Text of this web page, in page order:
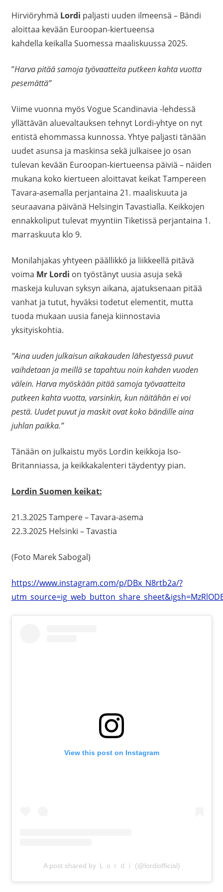
Hirviöryhmä Lordi paljasti uuden ilmeensä – Bändi
aloittaa kevään Euroopan-kiertueensa
kahdella keikalla Suomessa maaliskuussa 2025.
”Harva pitää samoja työvaatteita putkeen kahta vuotta
pesemättä”
Viime vuonna myös Vogue Scandinavia -lehdessä
yllättävän aluevaltauksen tehnyt Lordi-yhtye on nyt
entistä ehommassa kunnossa. Yhtye paljasti tänään
uudet asunsa ja maskinsa sekä julkaisee jo osan
tulevan kevään Euroopan-kiertueensa päiviä – näiden
mukana koko kiertueen aloittavat keikat Tampereen
Tavara-asemalla perjantaina 21. maaliskuuta ja
seuraavana päivänä Helsingin Tavastialla. Keikkojen
ennakkoliput tulevat myyntiin Tiketissä perjantaina 1.
marraskuuta klo 9.
Monilahjakas yhtyeen päällikkö ja liikkeellä pitävä
voima Mr Lordi on työstänyt uusia asuja sekä
maskeja kuluvan syksyn aikana, ajatuksenaan pitää
vanhat ja tutut, hyväksi todetut elementit, mutta
tuoda mukaan uusia faneja kiinnostavia
yksityiskohtia.
”Aina uuden julkaisun aikakauden lähestyessä puvut
vaihdetaan ja meillä se tapahtuu noin kahden vuoden
välein. Harva myöskään pitää samoja työvaatteita
putkeen kahta vuotta, varsinkin, kun näitähän ei voi
pestä. Uudet puvut ja maskit ovat koko bändille aina
juhlan paikka.”
Tänään on julkaistu myös Lordin keikkoja Iso-
Britanniassa, ja keikkakalenteri täydentyy pian.
Lordin Suomen keikat:
21.3.2025 Tampere – Tavara-asema
22.3.2025 Helsinki – Tavastia
(Foto Marek Sabogal)
https://www.instagram.com/p/DBx_N8rtb2a/?
View this post on Instagram
A post shared by Ｌｏｒｄｉ (@lordiofficial)